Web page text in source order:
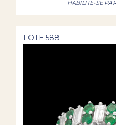
HABILITE-SE
LOTE 588